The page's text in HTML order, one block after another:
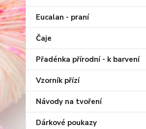
Eucalan - praní
Čaje
Přadénka přírodní - k barvení
Vzorník přízí
Návody na tvoření
Dárkové poukazy